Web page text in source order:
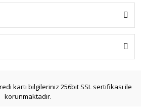
kartı bilgileriniz 256bit SSL sertifikası ile
korunmaktadır.